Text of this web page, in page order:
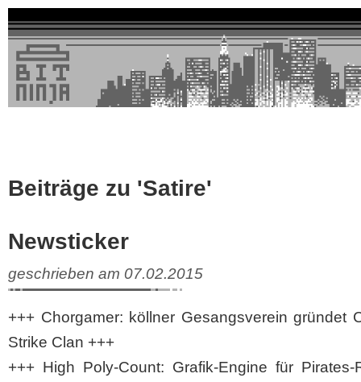
Beiträge zu 'Satire'
Newsticker
geschrieben am 07.02.2015
+++ Chorgamer: köllner Gesangsverein gründet
Strike Clan +++
+++ High Poly-Count: Grafik-Engine für Pirates-